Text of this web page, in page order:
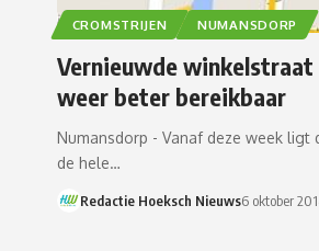
CROMSTRIJEN NUMANSDORP
Vernieuwde winkelstraat
weer beter bereikbaar
Numansdorp - Vanaf deze week ligt
de hele…
Redactie Hoeksch Nieuws6 oktober